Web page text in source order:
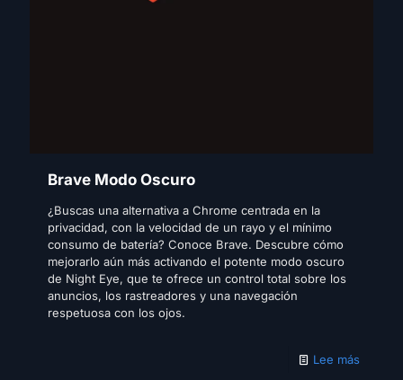
Brave Modo Oscuro
¿Buscas una alternativa a Chrome centrada en la
privacidad, con la velocidad de un rayo y el mínimo
consumo de batería? Conoce Brave. Descubre cómo
mejorarlo aún más activando el potente modo oscuro
de Night Eye, que te ofrece un control total sobre los
anuncios, los rastreadores y una navegación
respetuosa con los ojos.
Lee más